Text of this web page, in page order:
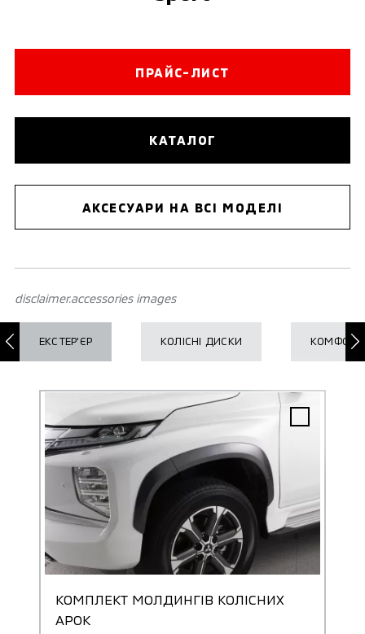
ПРАЙС-ЛИСТ
КАТАЛОГ
АКСЕСУАРИ НА ВСІ МОДЕЛІ
disclaimer.accessories images
ЕКСТЕР'ЄР КОЛІСНІ ДИСКИ КОМФОРТ
КОМПЛЕКТ МОЛДИНГІВ КОЛІСНИХ
АРОК